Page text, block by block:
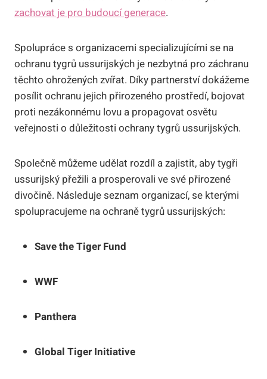
zachovat je pro budoucí generace.
Spolupráce s organizacemi specializujícími se na
ochranu tygrů ussurijských je nezbytná pro záchranu
těchto ohrožených zvířat. Díky partnerství dokážeme
posílit ochranu jejich přirozeného prostředí, bojovat
proti nezákonnému lovu a propagovat osvětu
veřejnosti o důležitosti ochrany tygrů ussurijských.
Společně můžeme udělat rozdíl a zajistit, aby tygři
ussurijský přežili a prosperovali ve své přirozené
divočině. Následuje seznam organizací, se kterými
spolupracujeme na ochraně tygrů ussurijských:
Save the Tiger Fund
WWF
Panthera
Global Tiger Initiative